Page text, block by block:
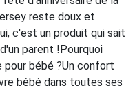
reste doux et
c'est un produit qui sait
parent !Pourquoi
bébé ?Un confort
bébé dans toutes ses